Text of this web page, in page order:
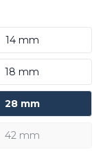
14 mm
18 mm
28 mm
42 mm